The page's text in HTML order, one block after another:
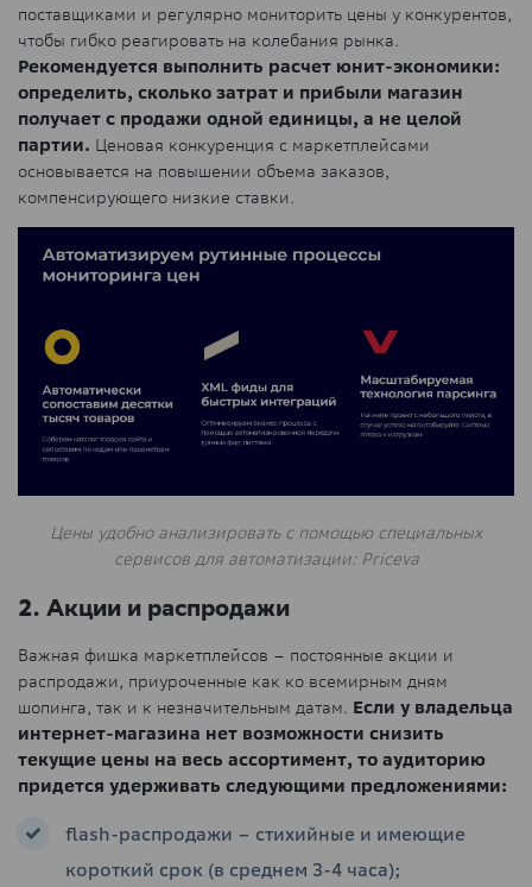
поставщиками и регулярно мониторить цены у конкурентов,
чтобы гибко реагировать на колебания рынка.
Рекомендуется выполнить расчет юнит-экономики:
определить, сколько затрат и прибыли магазин
получает с продажи одной единицы, а не целой
партии. Ценовая конкуренция с маркетплейсами
основывается на повышении объема заказов,
компенсирующего низкие ставки.
Цены удобно анализировать с помощью специальных
сервисов для автоматизации: Priceva
2. Акции и распродажи
Важная фишка маркетплейсов – постоянные акции и
распродажи, приуроченные как ко всемирным дням
шопинга, так и к незначительным датам. Если у владельца
интернет-магазина нет возможности снизить
текущие цены на весь ассортимент, то аудиторию
придется удерживать следующими предложениями:
flash-распродажи – стихийные и имеющие
короткий срок (в среднем 3-4 часа);